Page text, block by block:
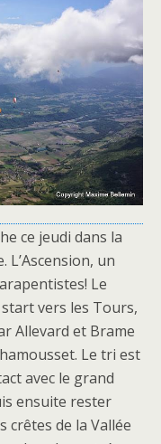
ce jeudi dans la
L’Ascension, un
Le
vers les Tours,
Allevard et Brame
Le tri est
avec le grand
ensuite rester
crêtes de la Vallée